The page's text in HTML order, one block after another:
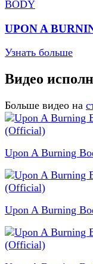
UPON A
Узнать больше
Видео
Больше видео на
Upon A Burning
Upon A Burning